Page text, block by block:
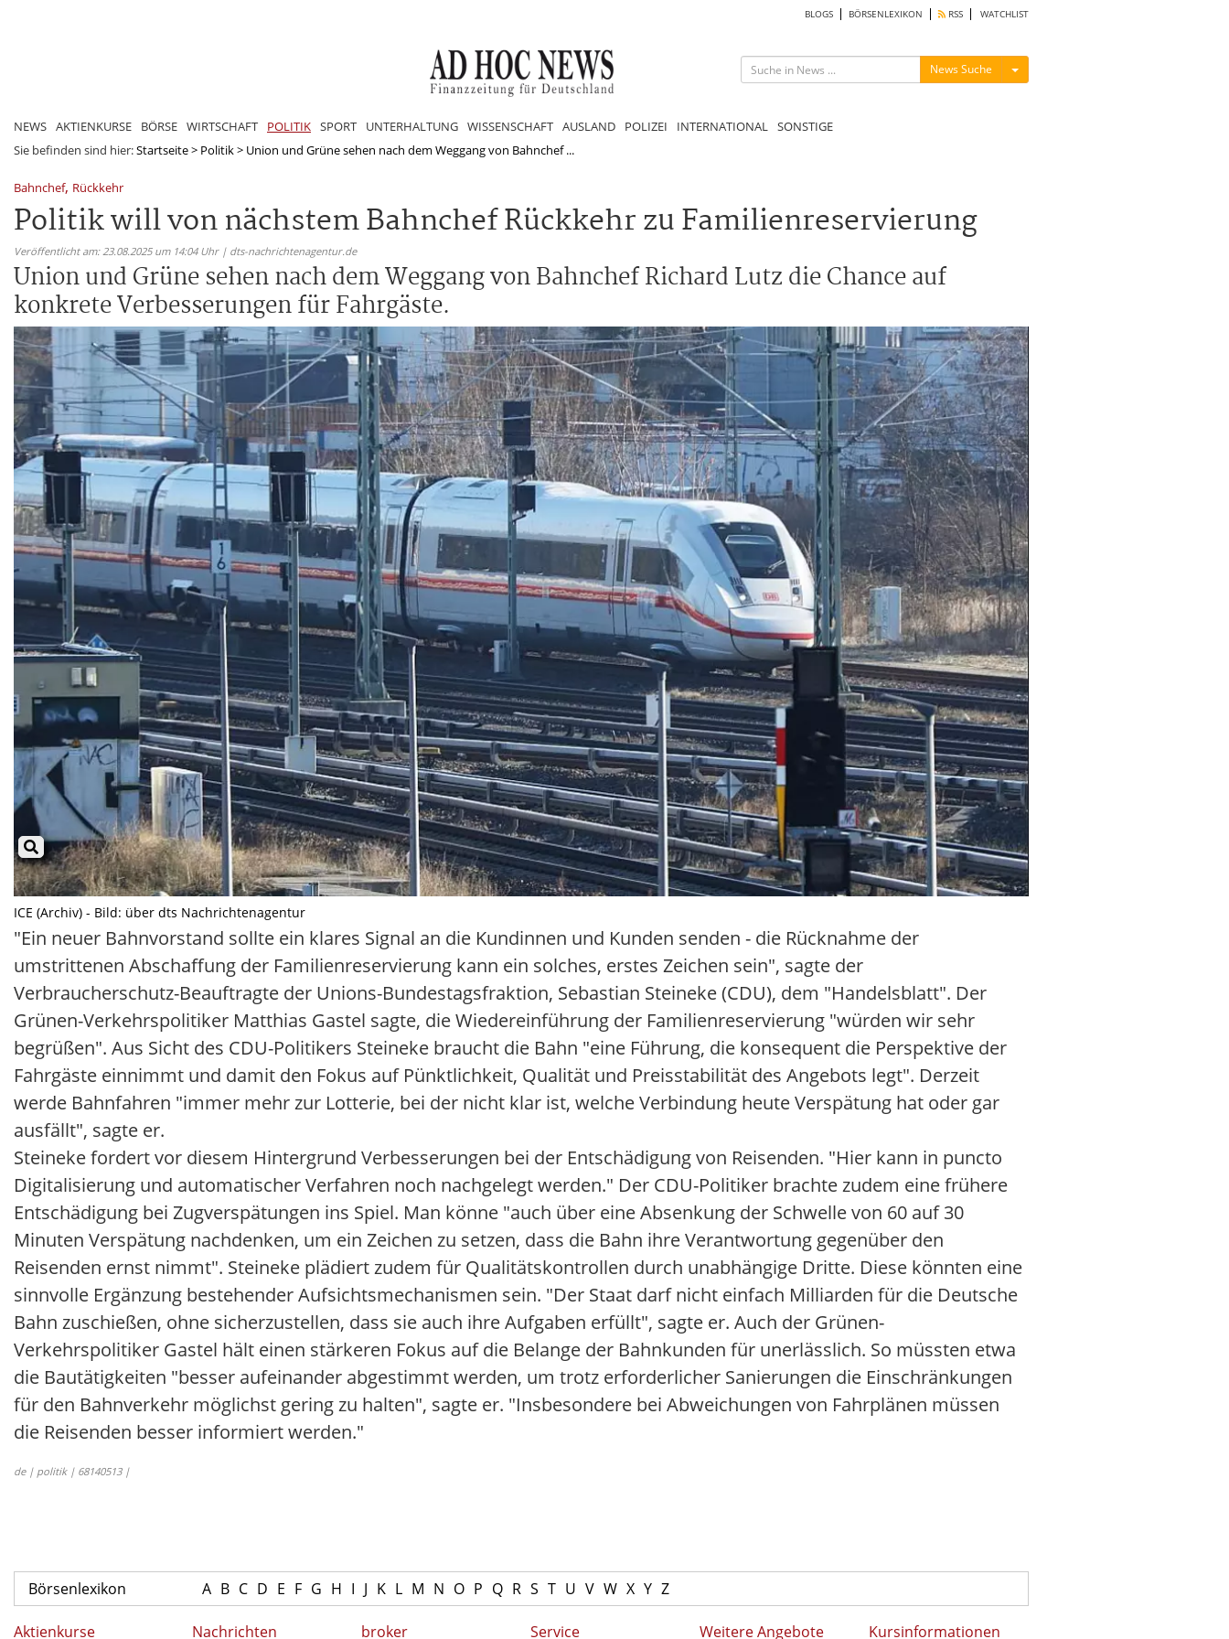
BLOGS BÖRSENLEXIKON RSS WATCHLIST
News Suche Menü ein-/ausblenden
NEWS AKTIENKURSE BÖRSE WIRTSCHAFT POLITIK SPORT UNTERHALTUNG WISSENSCHAFT AUSLAND POLIZEI INTERNATIONAL SONSTIGE
Sie befinden sind hier:Startseite> Politik> Union und Grüne sehen nach dem Weggang von Bahnchef ...
Bahnchef, Rückkehr
Politik will von nächstem Bahnchef Rückkehr zu Familienreservierung
Veröffentlicht am: 23.08.2025 um 14:04 Uhr | dts-nachrichtenagentur.de
Union und Grüne sehen nach dem Weggang von Bahnchef Richard Lutz die Chance auf
konkrete Verbesserungen für Fahrgäste.
ICE (Archiv) - Bild: über dts Nachrichtenagentur
"Ein neuer Bahnvorstand sollte ein klares Signal an die Kundinnen und Kunden senden - die Rücknahme der
umstrittenen Abschaffung der Familienreservierung kann ein solches, erstes Zeichen sein", sagte der
Verbraucherschutz-Beauftragte der Unions-Bundestagsfraktion, Sebastian Steineke (CDU), dem "Handelsblatt". Der
Grünen-Verkehrspolitiker Matthias Gastel sagte, die Wiedereinführung der Familienreservierung "würden wir sehr
begrüßen". Aus Sicht des CDU-Politikers Steineke braucht die Bahn "eine Führung, die konsequent die Perspektive der
Fahrgäste einnimmt und damit den Fokus auf Pünktlichkeit, Qualität und Preisstabilität des Angebots legt". Derzeit
werde Bahnfahren "immer mehr zur Lotterie, bei der nicht klar ist, welche Verbindung heute Verspätung hat oder gar
ausfällt", sagte er.
Steineke fordert vor diesem Hintergrund Verbesserungen bei der Entschädigung von Reisenden. "Hier kann in puncto
Digitalisierung und automatischer Verfahren noch nachgelegt werden." Der CDU-Politiker brachte zudem eine frühere
Entschädigung bei Zugverspätungen ins Spiel. Man könne "auch über eine Absenkung der Schwelle von 60 auf 30
Minuten Verspätung nachdenken, um ein Zeichen zu setzen, dass die Bahn ihre Verantwortung gegenüber den
Reisenden ernst nimmt". Steineke plädiert zudem für Qualitätskontrollen durch unabhängige Dritte. Diese könnten eine
sinnvolle Ergänzung bestehender Aufsichtsmechanismen sein. "Der Staat darf nicht einfach Milliarden für die Deutsche
Bahn zuschießen, ohne sicherzustellen, dass sie auch ihre Aufgaben erfüllt", sagte er. Auch der Grünen-
Verkehrspolitiker Gastel hält einen stärkeren Fokus auf die Belange der Bahnkunden für unerlässlich. So müssten etwa
die Bautätigkeiten "besser aufeinander abgestimmt werden, um trotz erforderlicher Sanierungen die Einschränkungen
für den Bahnverkehr möglichst gering zu halten", sagte er. "Insbesondere bei Abweichungen von Fahrplänen müssen
die Reisenden besser informiert werden."
de | politik | 68140513 |
Börsenlexikon A B C D E F G H I J K L M N O P Q R S T U V W X Y Z
Aktienkurse Nachrichten broker Service Weitere Angebote Kursinformationen